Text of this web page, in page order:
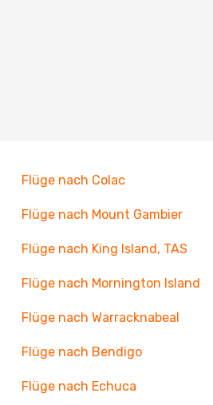
Flüge nach Colac
Flüge nach Mount Gambier
Flüge nach King Island, TAS
Flüge nach Mornington Island
Flüge nach Warracknabeal
Flüge nach Bendigo
Flüge nach Echuca